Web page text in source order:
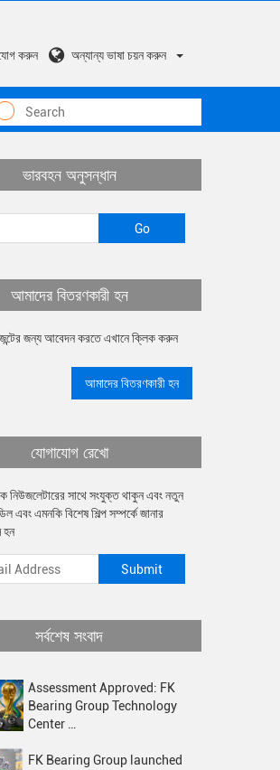
করুন অন্যান্য ভাষা চয়ন করুন
ভারবহন অনুসন্ধান
আমাদের বিতরণকারী হন
জন্য আবেদন করতে এখানে ক্লিক করুন
আমাদের বিতরণকারী হন
যোগাযোগ রেখো
নিউজলেটারের সাথে সংযুক্ত থাকুন এবং নতুন
এবং এমনকি বিশেষ শিল্প সম্পর্কে জানার
হন
সর্বশেষ সংবাদ
Assessment Approved: FK
Bearing Group Technology
Center …
FK Bearing Group launched